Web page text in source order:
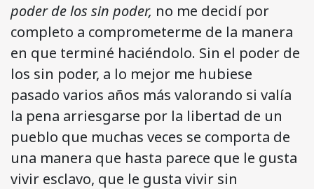
poder de los sin poder, no me decidí por
completo a comprometerme de la manera
en que terminé haciéndolo. Sin el poder de
los sin poder, a lo mejor me hubiese
pasado varios años más valorando si valía
la pena arriesgarse por la libertad de un
pueblo que muchas veces se comporta de
una manera que hasta parece que le gusta
vivir esclavo, que le gusta vivir sin